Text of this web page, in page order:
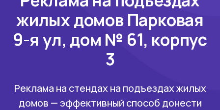
жилых домов Парковая
9-я ул, дом № 61, корпус
3
Реклама на стендах на подъездах жилых
домов — эффективный способ донести